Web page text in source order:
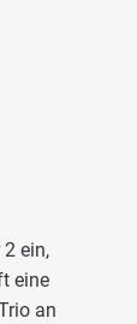
ein,
eine
an